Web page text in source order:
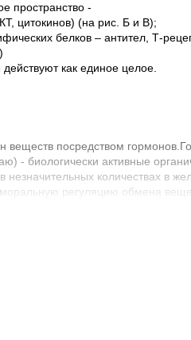
пространство -
цитокинов) (на рис. Б и В);
белков – антител, Т-
как единое целое.
веществ посредством
- биологически активные
количествах в
регуляцию обмена